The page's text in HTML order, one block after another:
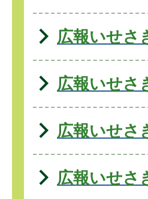
広報いせさ
広報いせさ
広報いせさ
広報いせさ